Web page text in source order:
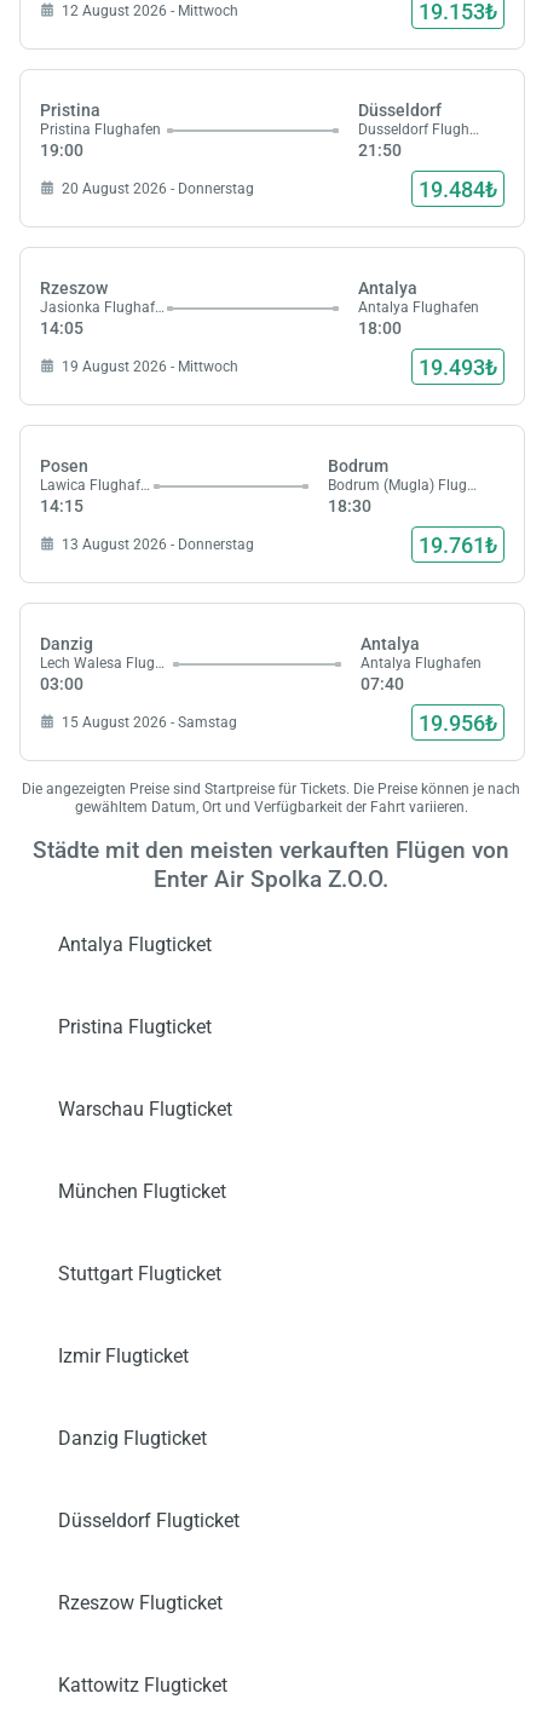
12 August 2026 - Mittwoch 19.153₺
Pristina
Pristina Flughafen
19:00
Düsseldorf
Dusseldorf Flughafen
21:50
20 August 2026 - Donnerstag 19.484₺
Rzeszow
Jasionka Flughafen
14:05
Antalya
Antalya Flughafen
18:00
19 August 2026 - Mittwoch 19.493₺
Posen
Lawica Flughafen
14:15
Bodrum
Bodrum (Mugla) Flughafen
18:30
13 August 2026 - Donnerstag 19.761₺
Danzig
Lech Walesa Flughafen
03:00
Antalya
Antalya Flughafen
07:40
15 August 2026 - Samstag 19.956₺
Die angezeigten Preise sind Startpreise für Tickets. Die Preise können je nach
gewähltem Datum, Ort und Verfügbarkeit der Fahrt variieren.
Städte mit den meisten verkauften Flügen von
Enter Air Spolka Z.O.O.
Antalya Flugticket
Pristina Flugticket
Warschau Flugticket
München Flugticket
Stuttgart Flugticket
Izmir Flugticket
Danzig Flugticket
Düsseldorf Flugticket
Rzeszow Flugticket
Kattowitz Flugticket